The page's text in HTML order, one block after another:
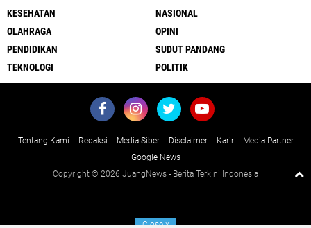
KESEHATAN
NASIONAL
OLAHRAGA
OPINI
PENDIDIKAN
SUDUT PANDANG
TEKNOLOGI
POLITIK
Tentang Kami Redaksi Media Siber Disclaimer Karir
Media Partner
Google News
Copyright © 2026 JuangNews - Berita Terkini Indonesia
Closex